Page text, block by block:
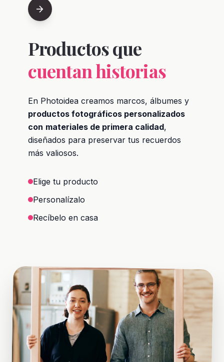
arrow_forward
Productos que
cuentan historias
En Photoidea creamos marcos, álbumes y
productos fotográficos personalizados
con materiales de primera calidad,
diseñados para preservar tus recuerdos
más valiosos.
Elige tu producto
Personalízalo
Recíbelo en casa